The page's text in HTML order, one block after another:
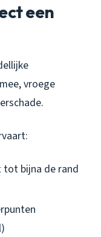
een
vroege
bijna de rand